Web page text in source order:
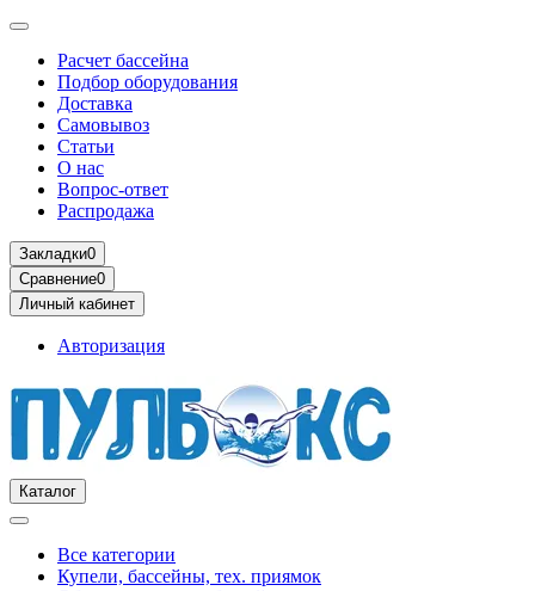
Расчет бассейна
Подбор оборудования
Доставка
Самовывоз
Статьи
О нас
Вопрос-ответ
Распродажа
Закладки0
Сравнение0
Личный кабинет
Авторизация
Каталог
Все категории
Купели, бассейны, тех. приямок